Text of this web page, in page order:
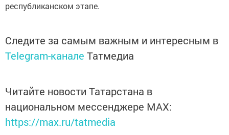
республиканском этапе.
Следите за самым важным и интересным в
Telegram-канале Татмедиа
Читайте новости Татарстана в
национальном мессенджере MАХ:
https://max.ru/tatmedia